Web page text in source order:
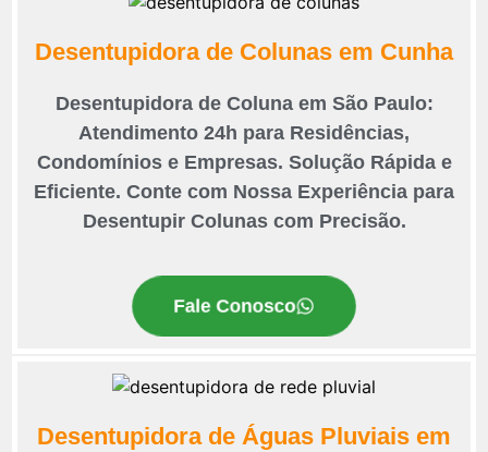
Desentupidora de Colunas em Cunha
Desentupidora de Coluna em São Paulo:
Atendimento 24h para Residências,
Condomínios e Empresas. Solução Rápida e
Eficiente. Conte com Nossa Experiência para
Desentupir Colunas com Precisão.
Fale Conosco
Desentupidora de Águas Pluviais em